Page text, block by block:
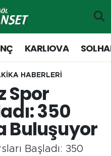
KARLIOVA
HABERLERİ
Spor
350
Buluşuyor
Başladı: 350
Haritası
ve Fikstür